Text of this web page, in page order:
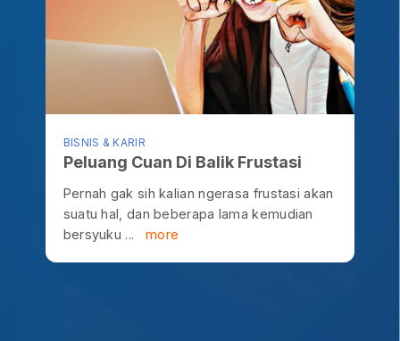
BISNIS & KARIR
Peluang Cuan Di Balik Frustasi
Pernah gak sih kalian ngerasa frustasi akan
suatu hal, dan beberapa lama kemudian
bersyuku ...
more